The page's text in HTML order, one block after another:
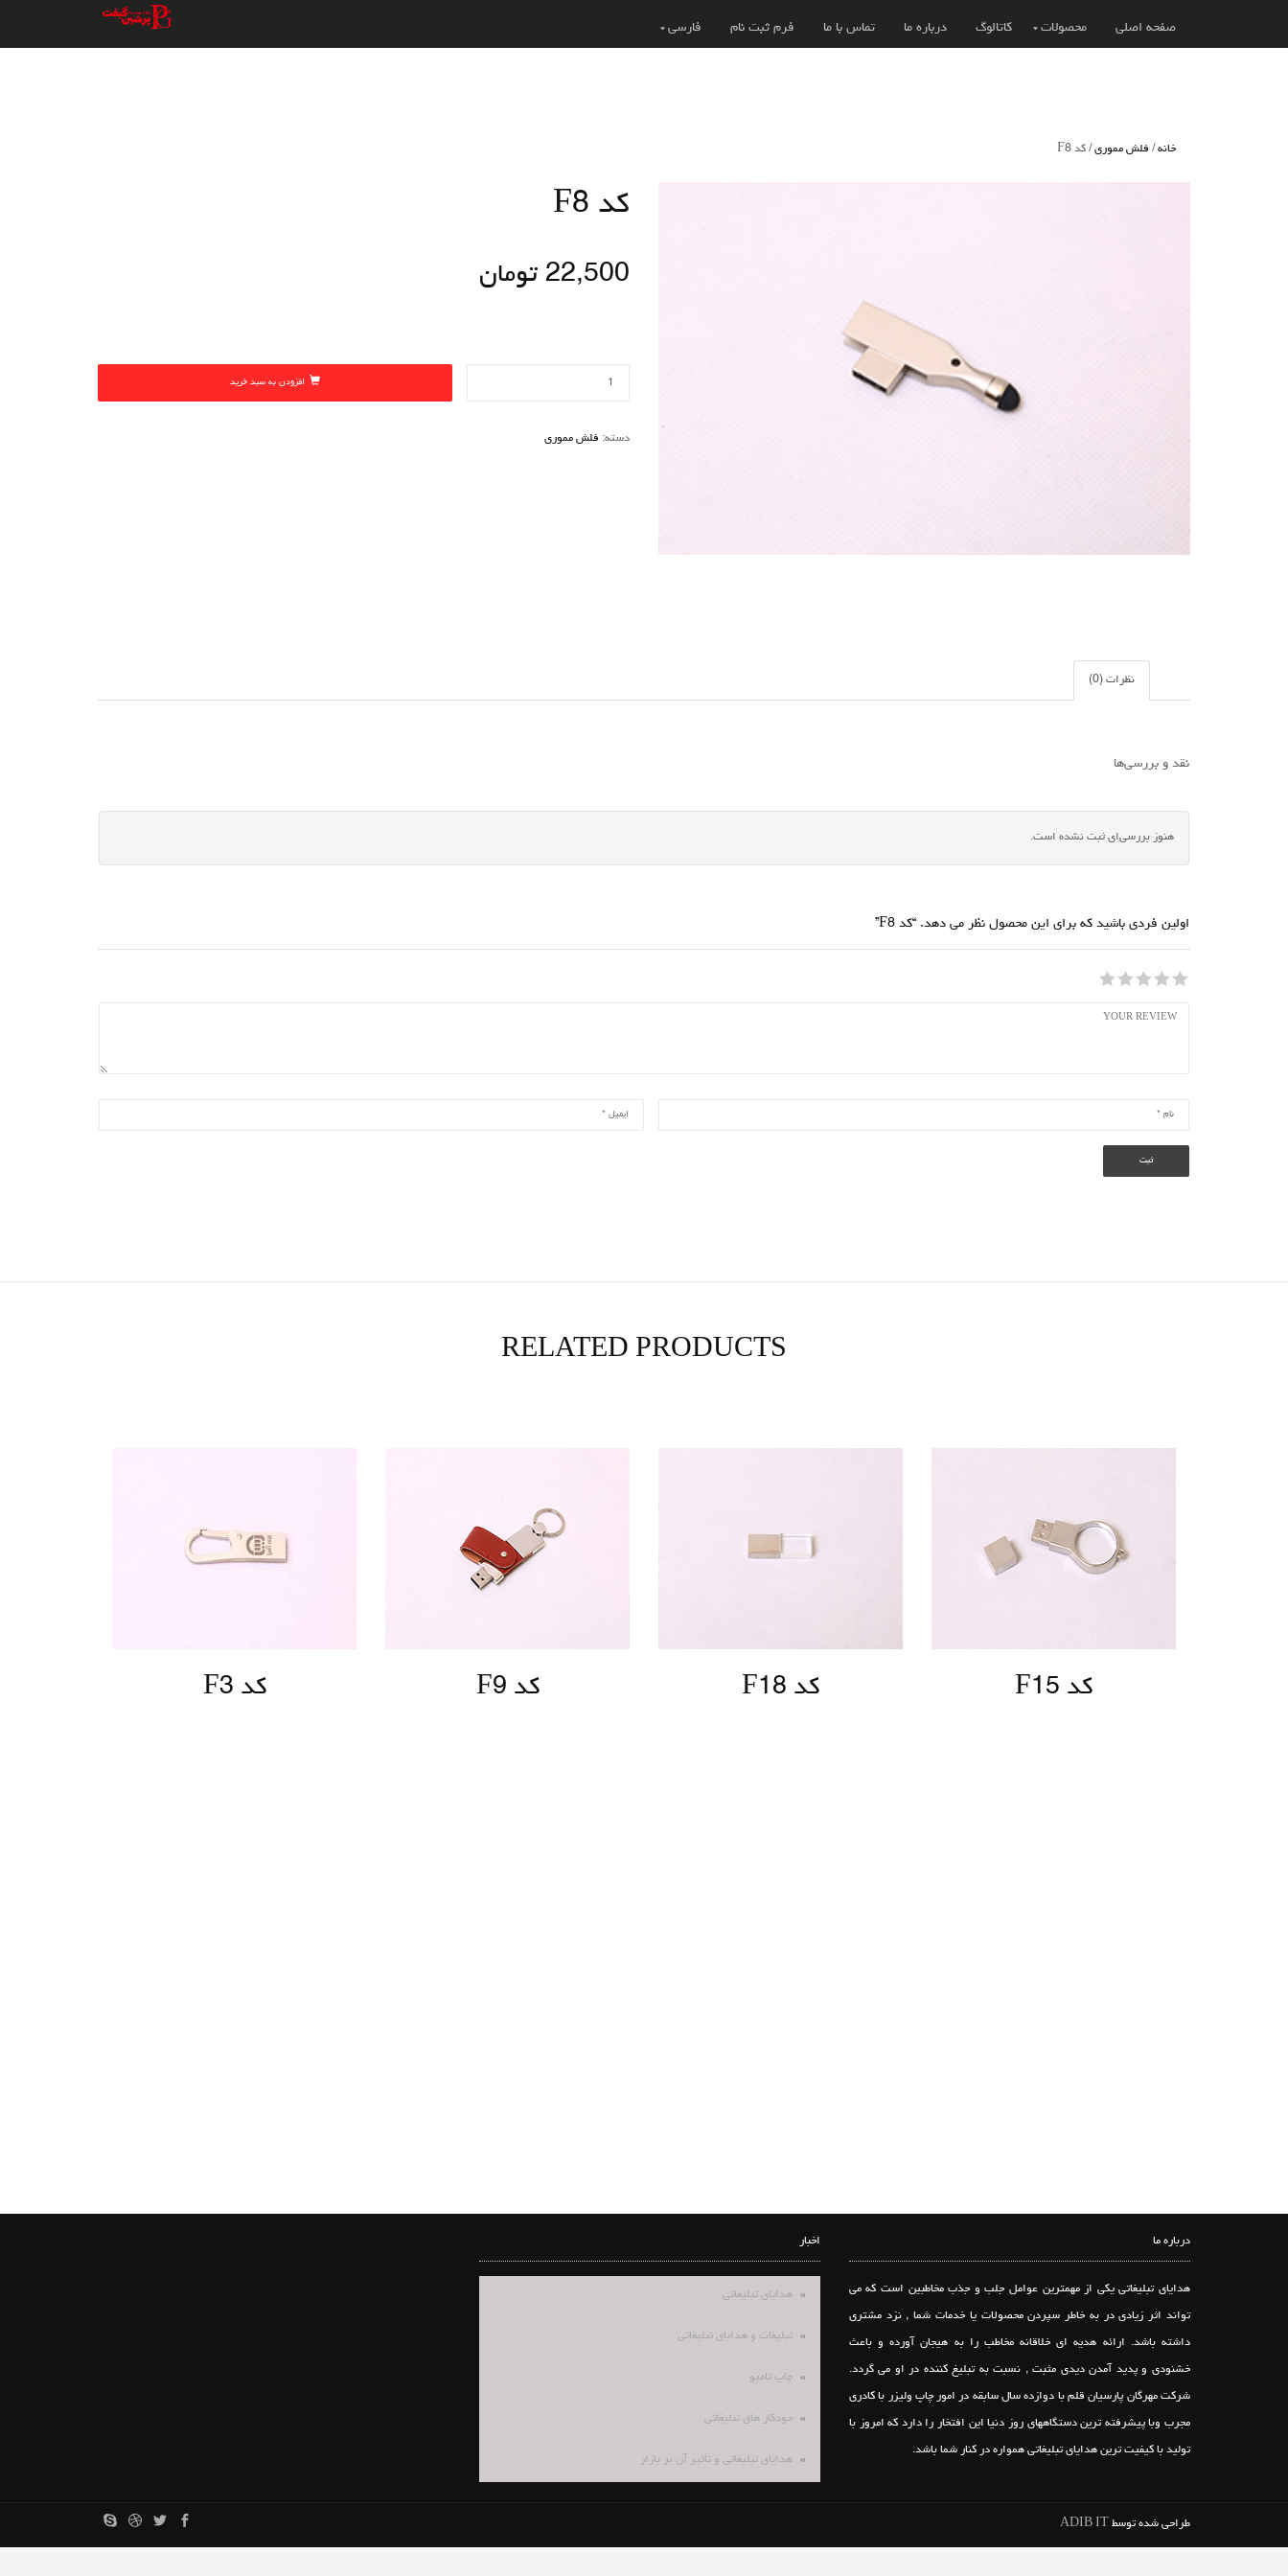
صفحه اصلی محصولات کاتالوگ درباره ما تماس با ما فرم ثبت نام فارسی
خانه / فلش مموری / کد F8
کد F8
22,500 تومان
افزودن به سبد خرید
دسته: فلش مموری
نظرات (0)
نقد و بررسی‌ها
هنوز بررسی‌ای ثبت نشده است.
اولین فردی باشید که برای این محصول نظر می دهد. “کد F8”
1
2
3
4
5
RELATED PRODUCTS
کد F15 کد F18 کد F9 کد F3
درباره ما
هدایای تبلیغاتی یکی از مهمترین عوامل جلب و جذب مخاطبین است که می
تواند اثر زیادی در به خاطر سپردن محصولات یا خدمات شما , نزد مشتری
داشته باشد. ارائه هدیه ای خلاقانه مخاطب را به هیجان آورده و باعث
خشنودی و پدید آمدن دیدی مثبت , نسبت به تبلیغ کننده در او می گردد.
شرکت مهرگان پارسیان قلم با دوازده سال سابقه در امور چاپ ولیزر با کادری
مجرب وبا پیشرفته ترین دستگاههای روز دنیا این افتخار را دارد که امروز با
تولید با کیفیت ترین هدایای تبلیغاتی همواره در کنار شما باشد.
اخبار
هدایای تبلیغاتی
تبلیغات و هدایای تبلیغاتی
چاپ تامپو
خودکار های تبلیغاتی
هدایای تبلیغاتی و تأثیر آن بر بازار
طراحی شده توسط ADIB IT